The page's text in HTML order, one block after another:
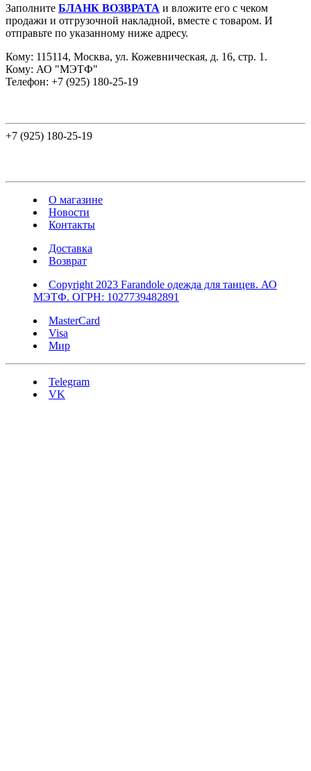
Заполните БЛАНК ВОЗВРАТА и вложите его с чеком
продажи и отгрузочной накладной, вместе с товаром. И
отправьте по указанному ниже адресу.
Кому: 115114, Москва, ул. Кожевническая, д. 16, стр. 1.
Кому: АО "МЭТФ"
Телефон: +7 (925) 180-25-19
+7 (925) 180-25-19
О магазине
Новости
Контакты
Доставка
Возврат
Copyright 2023 Farandole одежда для танцев. АО
МЭТФ. ОГРН: 1027739482891
MasterCard
Visa
Мир
Telegram
VK